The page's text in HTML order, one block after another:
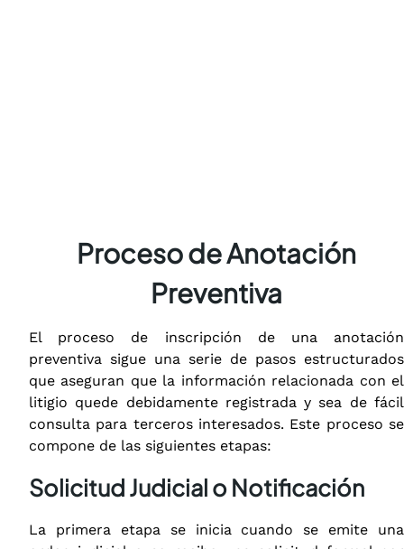
Proceso de Anotación
Preventiva
El proceso de inscripción de una anotación
preventiva sigue una serie de pasos estructurados
que aseguran que la información relacionada con el
litigio quede debidamente registrada y sea de fácil
consulta para terceros interesados. Este proceso se
compone de las siguientes etapas:
Solicitud Judicial o Notificación
La primera etapa se inicia cuando se emite una